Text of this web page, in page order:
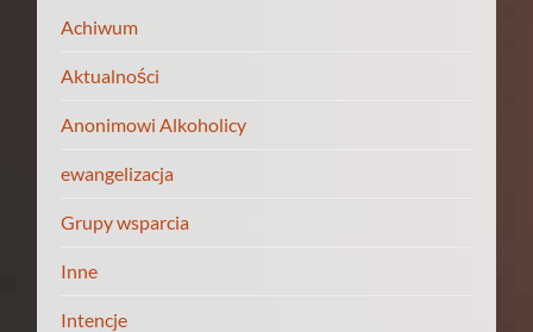
Achiwum
Aktualności
Anonimowi Alkoholicy
ewangelizacja
Grupy wsparcia
Inne
Intencje